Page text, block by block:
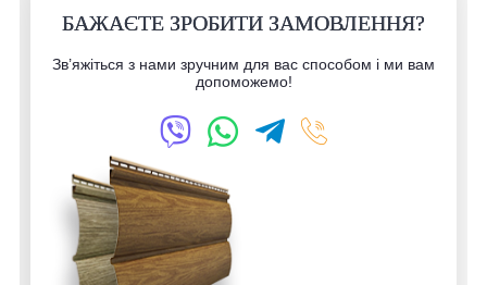
БАЖАЄТЕ ЗРОБИТИ ЗАМОВЛЕННЯ?
Зв’яжіться з нами зручним для вас способом і ми вам
допоможемо!